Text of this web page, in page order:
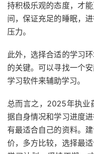
持积极乐观的态度，才
间，保证充足的睡眠，
压力。
此外，选择合适的学习
的关键。可以寻找一个
学习软件来辅助学习。
总而言之，2025年执业
据自身情况和学习进度
有最适合自己的资料。
价，多方比较，选择最